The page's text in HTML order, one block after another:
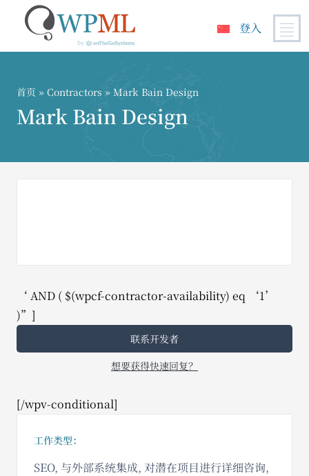
登入
首页 » Contractors » Mark Bain Design
Mark Bain Design
‘ AND ( $(wpcf-contractor-availability) eq ‘1’
)”]
联系开发者
想要获得快速回复？
[/wpv-conditional]
工作类型：
SEO, 与外部系统集成, 对潜在项目进行详细咨询,